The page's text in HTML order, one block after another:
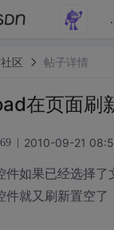
区 帖子详情
在页面刷
2010-09-21
件如果已经选择
就又刷新置空了